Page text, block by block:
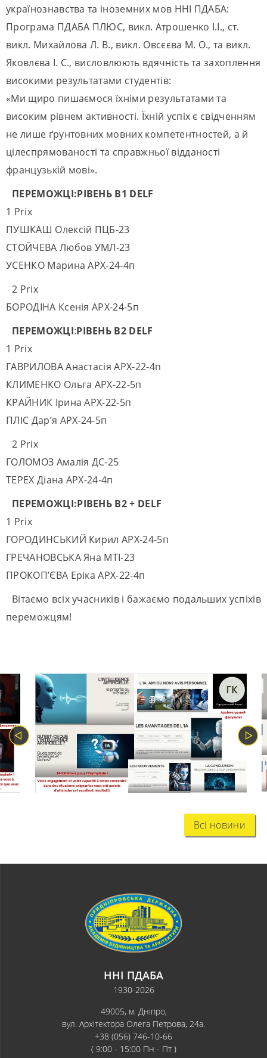
українознавства та іноземних мов ННІ ПДАБА:
Програма ПДАБА ПЛЮС, викл. Атрошенко І.І., ст.
викл. Михайлова Л. В., викл. Овсєєва М. О., та викл.
Яковлєва І. С., висловлюють вдячність та захоплення
високими результатами студентів:
«Ми щиро пишаємося їхніми результатами та
високим рівнем активності. Їхній успіх є свідченням
не лише ґрунтовних мовних компетентностей, а й
цілеспрямованості та справжньої відданості
французькій мові».
ПЕРЕМОЖЦІ:РІВЕНЬ В1 DELF
1 Prix
ПУШКАШ Олексій ПЦБ-23
СТОЙЧЕВА Любов УМЛ-23
УСЕНКО Марина АРХ-24-4п
2 Prix
БОРОДІНА Ксенія АРХ-24-5п
ПЕРЕМОЖЦІ:РІВЕНЬ В2 DELF
1 Prix
ГАВРИЛОВА Анастасія АРХ-22-4п
КЛИМЕНКО Ольга АРХ-22-5п
КРАЙНИК Ірина АРХ-22-5п
ПЛІС Дар’я АРХ-24-5п
2 Prix
ГОЛОМОЗ Амалія ДС-25
ТЕРЕХ Діана АРХ-24-4п
ПЕРЕМОЖЦІ:РІВЕНЬ В2 + DELF
1 Prix
ГОРОДИНСЬКИЙ Кирил АРХ-24-5п
ГРЕЧАНОВСЬКА Яна МТІ-23
ПРОКОП’ЄВА Еріка АРХ-22-4п
Вітаємо всіх учасників і бажаємо подальших успіхів
переможцям!
Всі новини
ННІ ПДАБА
1930-2026
49005, м. Дніпро,
вул. Архітектора Олега Петрова, 24а.
+38 (056) 746-10-66
( 9:00 - 15:00 Пн - Пт )